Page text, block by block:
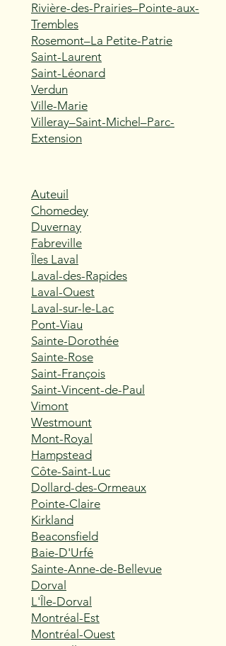
Rivière-des-Prairies–Pointe-aux-
Trembles
Rosemont–La Petite-Patrie
Saint-Laurent
Saint-Léonard
Verdun
Ville-Marie
Villeray–Saint-Michel–Parc-
Extension
Auteuil
Chomedey
Duvernay
Fabreville
Îles Laval
Laval-des-Rapides
Laval-Ouest
Laval-sur-le-Lac
Pont-Viau
Sainte-Dorothée
Sainte-Rose
Saint-François
Saint-Vincent-de-Paul
Vimont
Westmount
Mont-Royal
Hampstead
Côte-Saint-Luc
Dollard-des-Ormeaux
Pointe-Claire
Kirkland
Beaconsfield
Baie-D'Urfé
Sainte-Anne-de-Bellevue
Dorval
L'Île-Dorval
Montréal-Est
Montréal-Ouest